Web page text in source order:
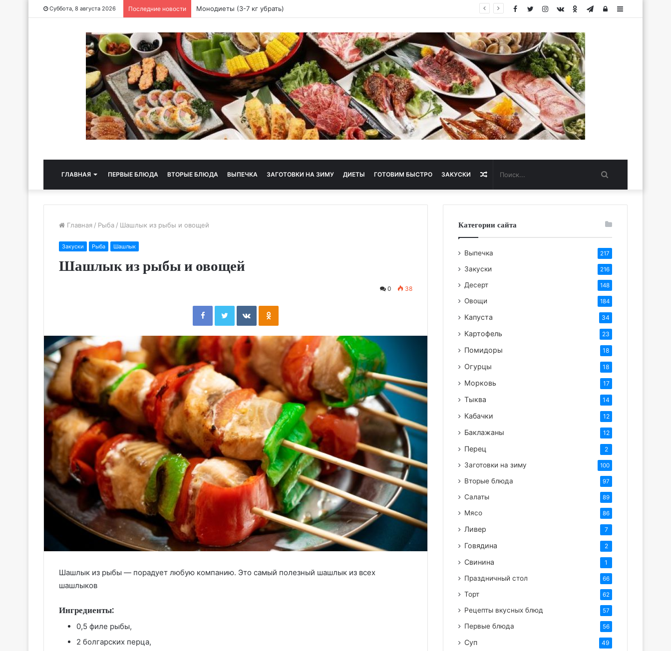
Суббота, 8 августа 2026 Последние новости Чайная диета Sidebar
Авторизация
Telegram
Одноклассники
vk.com
Instagram
Twitter
Facebook
ГЛАВНАЯ ПЕРВЫЕ БЛЮДА ВТОРЫЕ БЛЮДА ВЫПЕЧКА ЗАГОТОВКИ НА ЗИМУ ДИЕТЫ ГОТОВИМ БЫСТРО ЗАКУСКИ Случайная
статья
Главная / Рыба / Шашлык из рыбы и овощей
Закуски Рыба Шашлык
Шашлык из рыбы и овощей
0 38
FacebookTwitterВконтактеОдноклассники
Шашлык из рыбы — порадует любую компанию. Это самый полезный шашлык из всех
шашлыков
Ингредиенты:
0,5 филе рыбы,
2 болгарских перца,
Категории сайта
Выпечка 217
Закуски 216
Десерт 148
Овощи 184
Капуста 34
Картофель 23
Помидоры 18
Огурцы 18
Морковь 17
Тыква 14
Кабачки 12
Баклажаны 12
Перец 2
Заготовки на зиму 100
Вторые блюда 97
Салаты 89
Мясо 86
Ливер 7
Говядина 2
Свинина 1
Праздничный стол 66
Торт 62
Рецепты вкусных блюд 57
Первые блюда 56
Суп 49